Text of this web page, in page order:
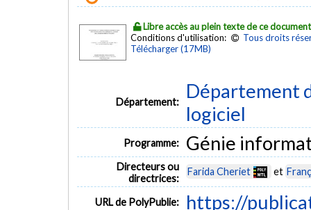
Libre accès au plein texte de ce document
Conditions d'utilisation:
Tous droits
Télécharger (17MB)
Département:
Département
logiciel
Programme: Génie
Directeurs ou
directrices:
Farida Cheriet et
URL de PolyPublie: https://